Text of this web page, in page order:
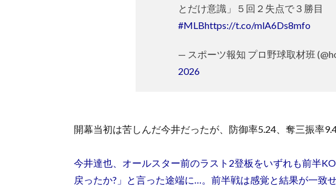
とだけ意識」５回２失点で３勝目
#MLBhttps://t.co/mlA6Ds8mfo
— スポーツ報知 プロ野球取材班
2026
開幕当初は苦しんだ今井だったが、防御率5.24、奪三振率
今井達也、オールスター前のラスト2登板をいずれも前半
戻ったか?」と言った途端に…。前半戦は感覚と結果が一致